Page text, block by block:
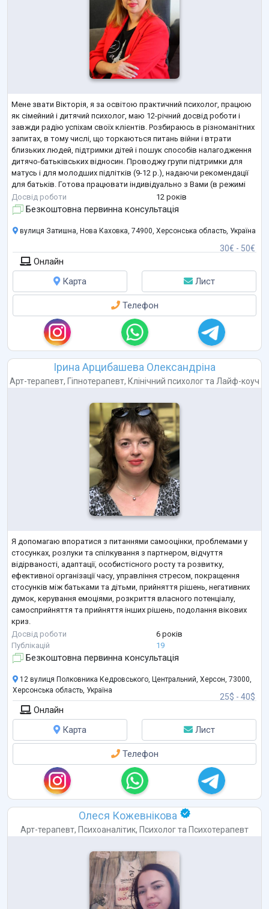
Мене звати Вікторія, я за освітою практичний психолог, працюю
як сімейний і дитячий психолог, маю 12-річний досвід роботи і
завжди радію успіхам своїх клієнтів. Розбираюсь в різноманітних
запитах, в тому числі, що торкаються питань війни і втрати
близьких людей, підтримки дітей і пошук способів налагодження
дитячо-батьківських відносин. Проводжу групи підтримки для
матусь і для молодших підлітків (9-12 р.), надаючи рекомендації
для батьків. Готова працювати індивідуально з Вами (в режимі
онлайн) та робота з сімейною парою. Мій девіз по життю "Н
Досвід роботи 12 років
Безкоштовна первинна консультація
30€ - 50€
вулиця Затишна, Нова Каховка, 74900, Херсонська область, Україна
Онлайн
Карта
Лист
Телефон
Ірина Арцибашева Олександріна
Арт-терапевт, Гіпнотерапевт, Клінічний психологтаЛайф-коуч
Я допомагаю впоратися з питаннями самооцінки, проблемами у
стосунках, розлуки та спілкування з партнером, відчуття
відірваності, адаптації, особистісного росту та розвитку,
ефективної організації часу, управління стресом, покращення
стосунків між батьками та дітьми, прийняття рішень, негативних
думок, керування емоціями, розкриття власного потенціалу,
самосприйняття та прийняття інших рішень, подолання вікових
криз.
Працюю в таких методах як тілесно-орієнтована психотерапія,
медична психологія, коучінг, транзактний аналіз та НЛП. Також
консу...
Досвід роботи
6 років
Публікацій
19
Безкоштовна первинна консультація
25$ - 40$
12 вулиця Полковника Кедровського, Центральний, Херсон, 73000,
Херсонська область, Україна
Онлайн
Карта
Лист
Телефон
Олеся Кожевнікова
Арт-терапевт, Психоаналітик, Психологта Психотерапевт